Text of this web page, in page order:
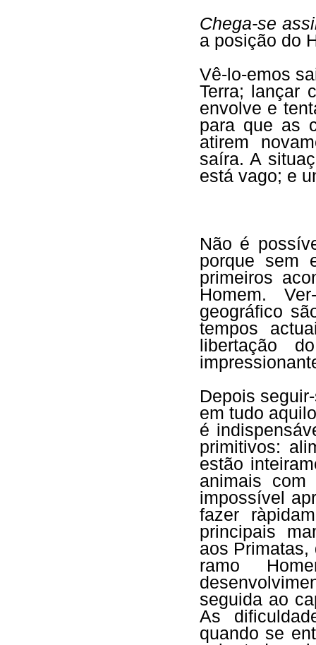
Chega-se
a posição do
Vê-lo-emos
Terra; lançar
envolve e
para que as
atirem
saíra. A
está vago; e
Não é
porque sem
primeiros
Homem.
geográfico
tempos
libertação
Depois
em tudo
é
primitivos:
estão
animais
impossível
fazer
principais
aos
ramo
seguida ao
As
quando se